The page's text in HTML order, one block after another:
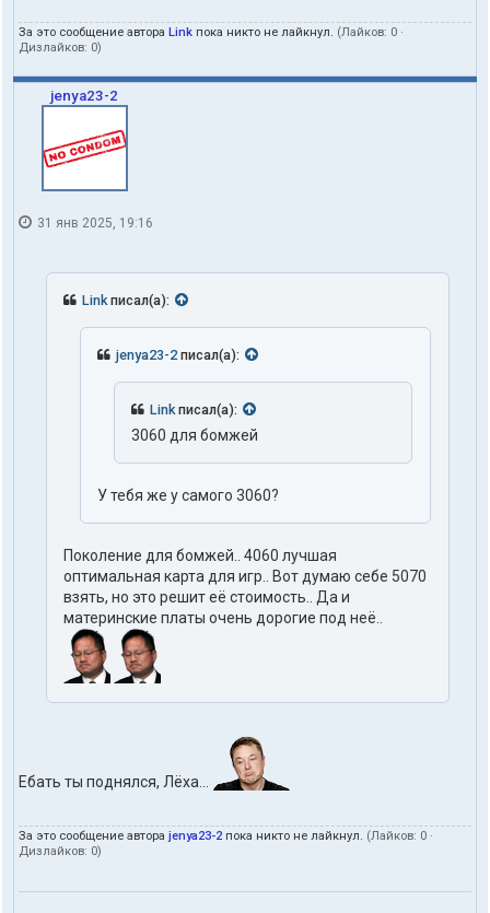
За это сообщение автора Link пока никто не лайкнул. (Лайков: 0 ·
Дизлайков: 0)
jenya23-2
31 янв 2025, 19:16
Link писал(а):
jenya23-2 писал(а):
Link писал(а):
3060 для бомжей
У тебя же у самого 3060?
Поколение для бомжей.. 4060 лучшая
оптимальная карта для игр.. Вот думаю себе 5070
взять, но это решит её стоимость.. Да и
материнские платы очень дорогие под неё..
Ебать ты поднялся, Лёха...
За это сообщение автора jenya23-2 пока никто не лайкнул. (Лайков: 0 ·
Дизлайков: 0)